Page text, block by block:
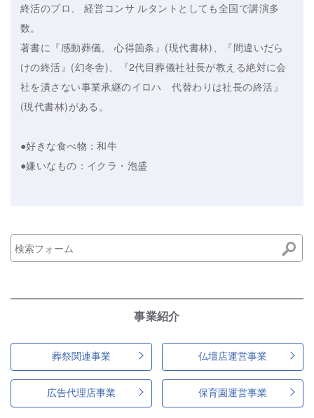
終活のプロ、 経営コンサ ルタントとしても全国で講演多
数。
著書に『感動葬儀。 心得箇条』(現代書林)、『間違いだら
けの終活』(幻冬舎)、『2代目葬儀社社長が教える絶対に会
社を潰さない事業承継のイロハ 代替わりは社長の終活』
(現代書林)がある。
●好きな食べ物：和牛
●嫌いなもの：イクラ・泡盛
事業紹介
葬祭関連事業 仏壇店運営事業
広告代理店事業 保育園運営事業